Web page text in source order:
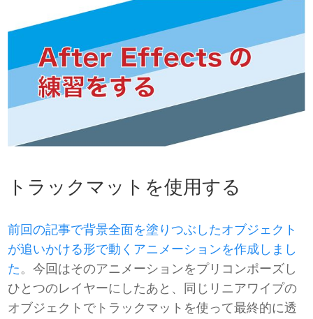
トラックマットを使用する
前回の記事で背景全面を塗りつぶしたオブジェクト
が追いかける形で動くアニメーションを作成しまし
た。今回はそのアニメーションをプリコンポーズし
ひとつのレイヤーにしたあと、同じリニアワイプの
オブジェクトでトラックマットを使って最終的に透